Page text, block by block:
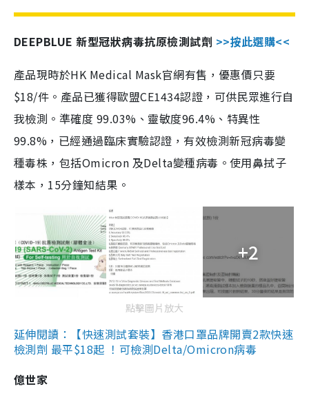
DEEPBLUE 新型冠狀病毒抗原檢測試劑 >>按此選購<<
產品現時於HK Medical Mask官網有售，優惠價只要
$18/件。產品已獲得歐盟CE1434認證，可供民眾進行自
我檢測。準確度 99.03%、靈敏度96.4%、特異性
99.8%，已經通過臨床實驗認證，有效檢測新冠病毒變
種毒株，包括Omicron 及Delta變種病毒。使用鼻拭子
樣本，15分鐘知結果。
+2
點擊圖片放大
延伸閱讀：【快速測試套裝】香港口罩品牌開賣2款快速
檢測劑 最平$18起 ！可檢測Delta/Omicron病毒
億世家